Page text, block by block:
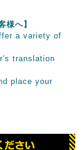
へ】
a variety of
translation
place your